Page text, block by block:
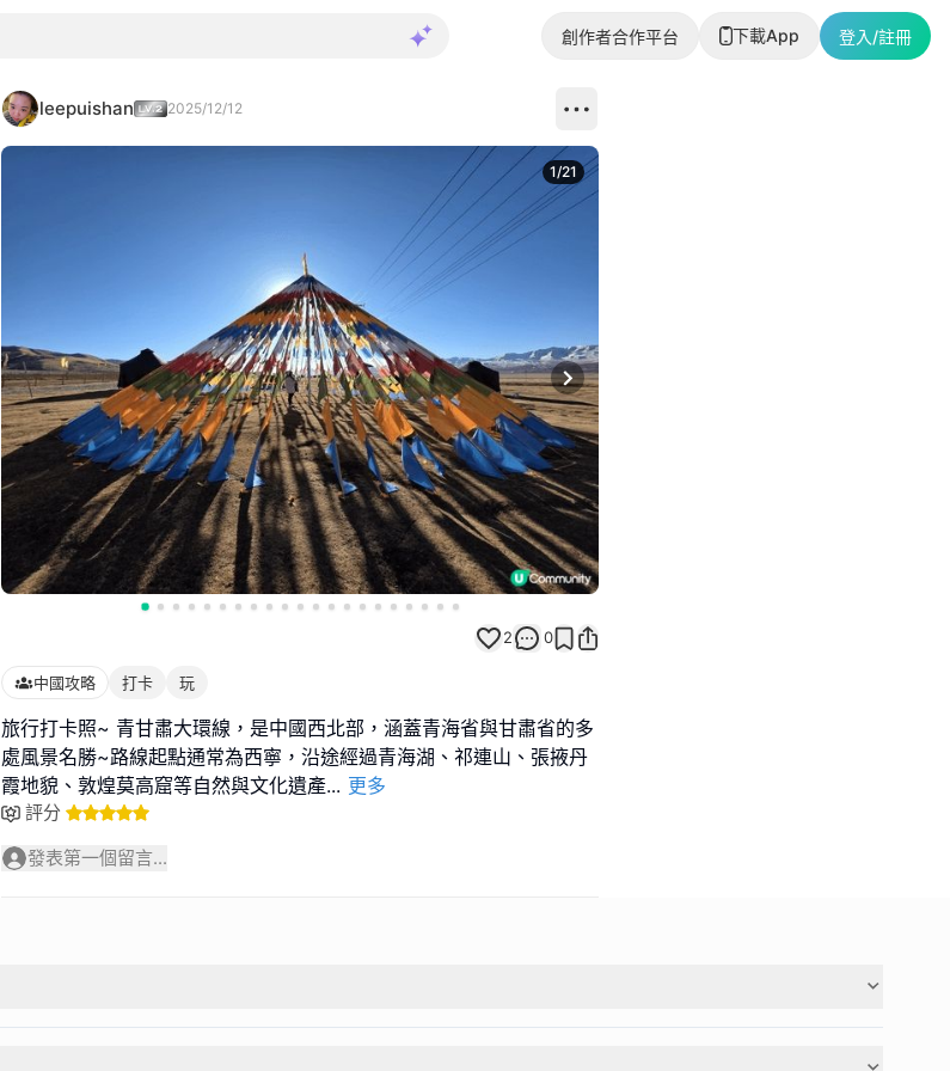
創作者合作平台 下載App 登入/註冊
leepuishan 2025/12/12
Next slide
1/21
2 0
中國攻略 打卡 玩
旅行打卡照~ 青甘肅大環線，是中國西北部，涵蓋青海省與甘肅省的多
處風景名勝~路線起點通常為西寧，沿途經過青海湖、祁連山、張掖丹
霞地貌、敦煌莫高窟等自然與文化遺產... 更多
評分
發表第一個留言...